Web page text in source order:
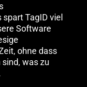
TagID viel
Software
ohne dass
was zu